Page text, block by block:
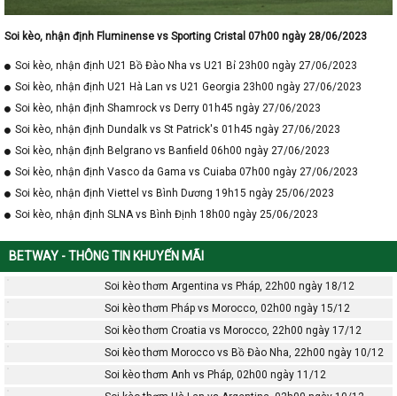
Soi kèo, nhận định Fluminense vs Sporting Cristal 07h00 ngày 28/06/2023
Soi kèo, nhận định U21 Bồ Đào Nha vs U21 Bỉ 23h00 ngày 27/06/2023
Soi kèo, nhận định U21 Hà Lan vs U21 Georgia 23h00 ngày 27/06/2023
Soi kèo, nhận định Shamrock vs Derry 01h45 ngày 27/06/2023
Soi kèo, nhận định Dundalk vs St Patrick's 01h45 ngày 27/06/2023
Soi kèo, nhận định Belgrano vs Banfield 06h00 ngày 27/06/2023
Soi kèo, nhận định Vasco da Gama vs Cuiaba 07h00 ngày 27/06/2023
Soi kèo, nhận định Viettel vs Bình Dương 19h15 ngày 25/06/2023
Soi kèo, nhận định SLNA vs Bình Định 18h00 ngày 25/06/2023
BETWAY - THÔNG TIN KHUYẾN MÃI
Soi kèo thơm Argentina vs Pháp, 22h00 ngày 18/12
Soi kèo thơm Pháp vs Morocco, 02h00 ngày 15/12